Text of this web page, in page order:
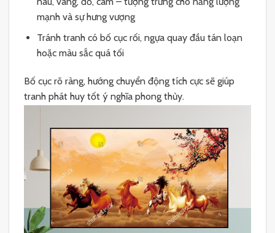
mạnh và sự hưng vượng
Tránh tranh có bố cục rối, ngựa quay đầu tán loạn
hoặc màu sắc quá tối
Bố cục rõ ràng, hướng chuyển động tích cực sẽ giúp
tranh phát huy tốt ý nghĩa phong thủy.